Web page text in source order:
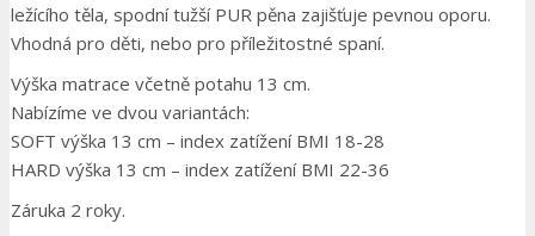
ležícího těla, spodní tužší PUR pěna zajišťuje pevnou oporu.
Vhodná pro děti, nebo pro příležitostné spaní.
Výška matrace včetně potahu 13 cm.
Nabízíme ve dvou variantách:
SOFT výška 13 cm – index zatížení BMI 18-28
HARD výška 13 cm – index zatížení BMI 22-36
Záruka 2 roky.